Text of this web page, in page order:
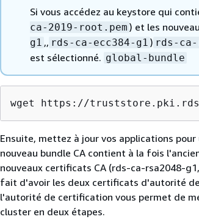
Si vous accédez au keystore qui
ca-2019-root.pem ) et les
g1 ,, rds-ca-ecc384-g1 ) rds-ca-
est sélectionné. global-bundle
wget https://
Ensuite, mettez à jour vos applications
nouveau bundle CA contient à la fois
nouveaux certificats CA (rds-ca-rsa2048-
fait d'avoir les deux certificats d'autorité
l'autorité de certification vous permet de
cluster en deux étapes.